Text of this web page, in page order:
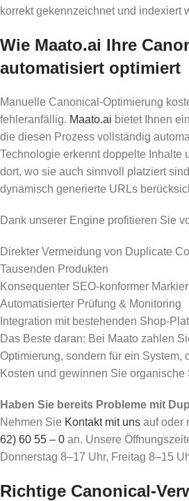
korrekt gekennzeichnet und indexiert
Wie Maato.ai Ihre
automatisiert optimiert
Manuelle Canonical-Optimierung
fehleranfällig. Maato.ai bietet Ihnen
die diesen Prozess vollständig
Technologie erkennt doppelte Inhalte
dort, wo sie auch sinnvoll platziert
dynamisch generierte URLs
Dank unserer Engine profitieren Sie
Direkter Vermeidung von Duplicate
Tausenden Produkten
Konsequenter SEO-konformer
Automatisierter Prüfung & Monitoring
Integration mit bestehenden Shop-
Das Beste daran: Bei Maato zahlen
Optimierung, sondern für ein System,
Kosten und gewinnen Sie organische
Haben Sie bereits Probleme mit
Nehmen Sie Kontakt mit uns auf oder
62) 60 55 – 0 an. Unsere
Donnerstag 8–17 Uhr, Freitag 8–15
Richtige Canonical-